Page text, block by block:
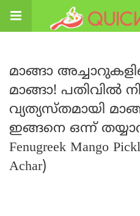
മാങ്ങാ
മാങ്ങാ! പതിവിൽ
വ്യത്യസ്തമായി
ഇങ്ങനെ ഒന്ന്
Fenugreek Mango
Achar)